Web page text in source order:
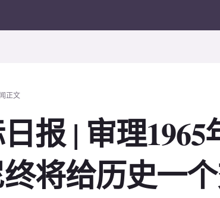
正文
报 | 审理
将给历史一